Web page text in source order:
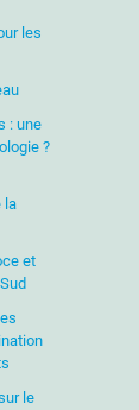
les
: une
?
la
et
le